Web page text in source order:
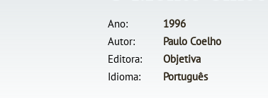
Ano
1996
Autor
Paulo Coelho
Editora
Objetiva
Idioma
Português